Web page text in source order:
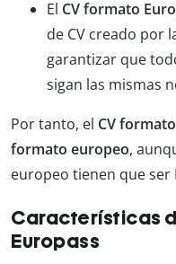
El CV formato
de CV creado por
garantizar que
sigan las mismas
Por tanto, el CV
formato europeo,
europeo tienen que ser
Características
Europass